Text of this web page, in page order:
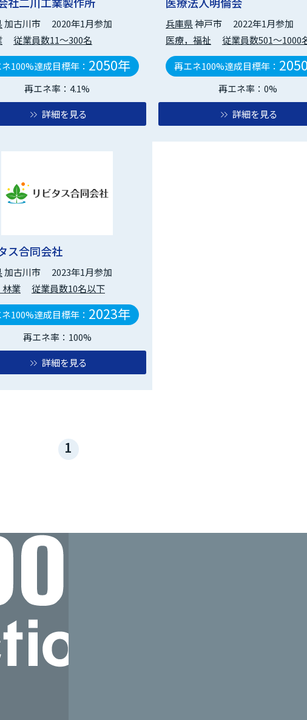
加古川市
2020年1月参加
従業員数11～300名
100%達成目標年： 2050年
再エネ率：4.1%
詳細を見る
兵庫県神戸市
2022年1月参加
医療，福祉
従業員数501～1000
再エネ100%達成目標年：
再エネ率：0%
詳細を見る
ス合同会社
加古川市
2023年1月参加
林業
従業員数10名以下
100%達成目標年： 2023年
再エネ率：100%
詳細を見る
1